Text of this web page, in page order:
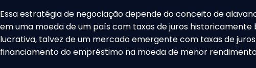
Essa estratégia de negociação depende do conceito de
em uma moeda de um país com taxas de juros
lucrativa, talvez de um mercado emergente com taxas de
financiamento do empréstimo na moeda de menor